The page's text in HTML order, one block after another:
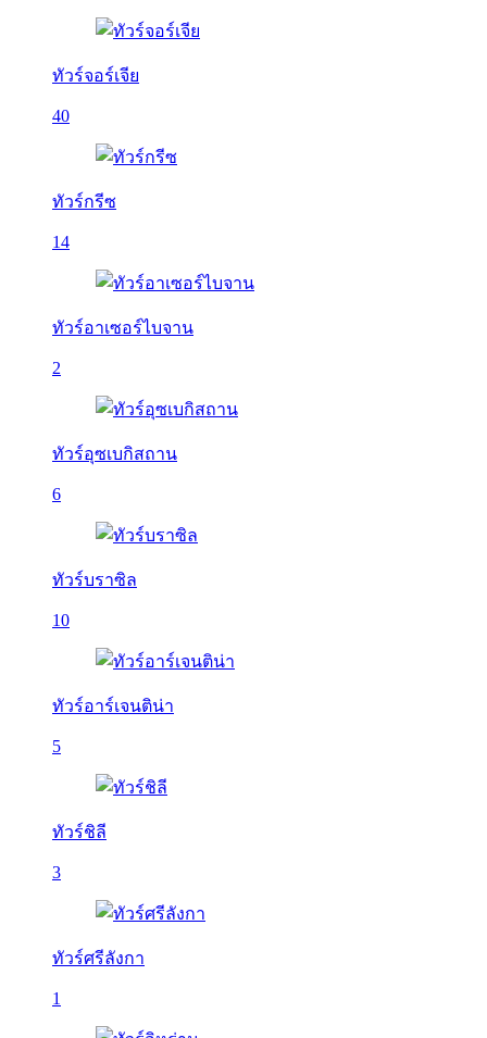
ทัวร์จอร์เจีย
40
ทัวร์กรีซ
14
ทัวร์อาเซอร์ไบจาน
2
ทัวร์อุซเบกิสถาน
6
ทัวร์บราซิล
10
ทัวร์อาร์เจนติน่า
5
ทัวร์ชิลี
3
ทัวร์ศรีลังกา
1